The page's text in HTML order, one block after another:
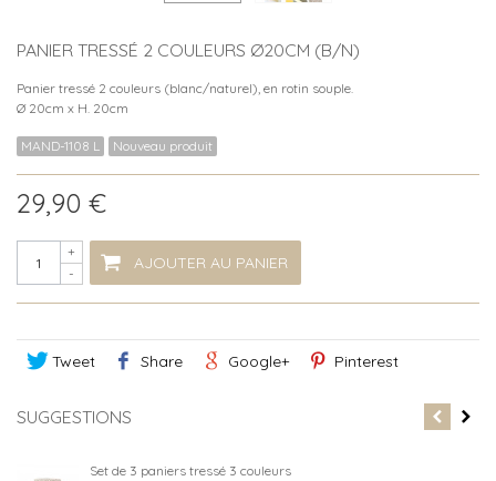
PANIER TRESSÉ 2 COULEURS Ø20CM (B/N)
Panier tressé 2 couleurs (blanc/naturel), en rotin souple.
Ø 20cm x H. 20cm
MAND-1108 L Nouveau produit
29,90 €
-
+
AJOUTER AU PANIER
Tweet Share Google+ Pinterest
SUGGESTIONS
Set de 3 paniers tressé 3 couleurs